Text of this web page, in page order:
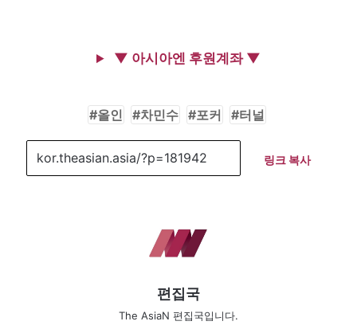
▼ 아시아엔 후원계좌 ▼
올인 차민수 포커 터널
링크 복사
편집국
The AsiaN 편집국입니다.